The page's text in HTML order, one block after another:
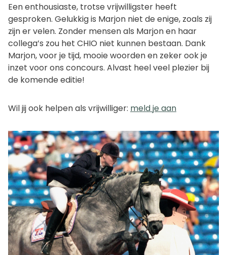
Een enthousiaste, trotse vrijwilligster heeft
gesproken. Gelukkig is Marjon niet de enige, zoals zij
zijn er velen. Zonder mensen als Marjon en haar
collega’s zou het CHIO niet kunnen bestaan. Dank
Marjon, voor je tijd, mooie woorden en zeker ook je
inzet voor ons concours. Alvast heel veel plezier bij
de komende editie!
Wil jij ook helpen als vrijwilliger: meld je aan